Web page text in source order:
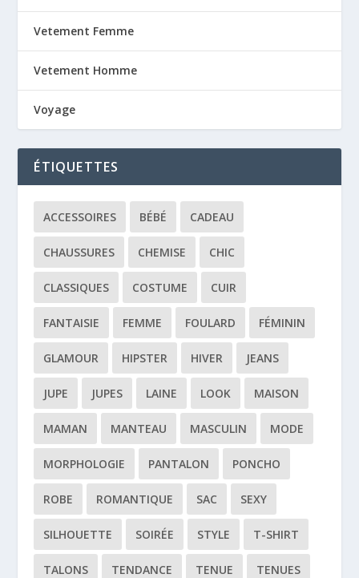
Vetement Femme
Vetement Homme
Voyage
ÉTIQUETTES
ACCESSOIRES BÉBÉ CADEAU
CHAUSSURES CHEMISE CHIC
CLASSIQUES COSTUME CUIR
FANTAISIE FEMME FOULARD FÉMININ
GLAMOUR HIPSTER HIVER JEANS
JUPE JUPES LAINE LOOK MAISON
MAMAN MANTEAU MASCULIN MODE
MORPHOLOGIE PANTALON PONCHO
ROBE ROMANTIQUE SAC SEXY
SILHOUETTE SOIRÉE STYLE T-SHIRT
TALONS TENDANCE TENUE TENUES